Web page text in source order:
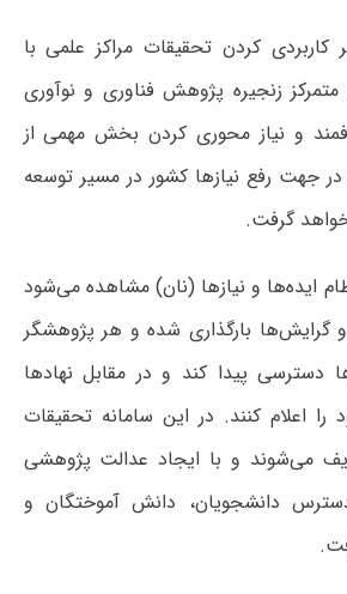
کاربردی کردن تحقیقات مراکز علمی با
متمرکز زنجیره پژوهش فناوری و نوآوری
و نیاز محوری کردن بخش مهمی از
جهت رفع نیازها کشور در مسیر توسعه
گرفت.
ایده‌ها و نیازها (نان) مشاهده می‌شود
و گرایش‌ها بارگذاری شده و هر پژوهشگر
دسترسی پیدا کند و در مقابل نهادها
را اعلام کنند. در این سامانه تحقیقات
می‌شوند و با ایجاد عدالت پژوهشی
دانشجویان، دانش آموختگان و